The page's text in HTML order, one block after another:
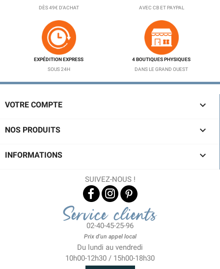
DÈS 49€ D'ACHAT
AVEC CB ET PAYPAL
EXPÉDITION EXPRESS
SOUS 24H
4 BOUTIQUES PHYSIQUES
DANS LE GRAND OUEST
VOTRE COMPTE 
NOS PRODUITS 
INFORMATIONS 
SUIVEZ-NOUS !
Service clients
02-40-45-25-96
Prix d'un appel local
Du lundi au vendredi
10h00-12h30 / 15h00-18h30